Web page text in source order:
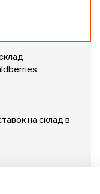
на склад в